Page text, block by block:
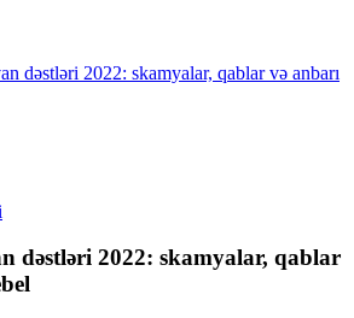
dəstləri 2022: skamyalar, qablar və anbarı
dəstləri 2022: skamyalar, qablar